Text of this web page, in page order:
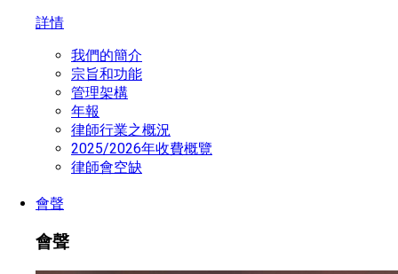
詳情
我們的簡介
宗旨和功能
管理架構
年報
律師行業之概況
2025/2026年收費概覽
律師會空缺
會聲
會聲